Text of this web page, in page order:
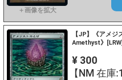
【JP】《アメ
Amethyst》
¥ 300
【NM 在庫:1